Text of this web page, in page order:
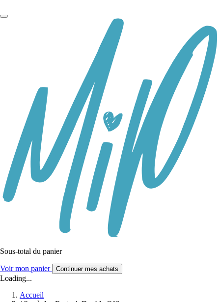
Sous-total du panier
Voir mon panier Continuer mes achats
Loading...
Accueil